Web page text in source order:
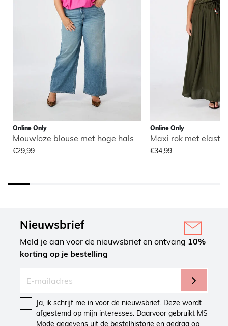
Online Only
Mouwloze blouse met hoge hals
€29,99
Online Only
Maxi rok met
€34,99
Nieuwsbrief
Meld je aan voor de nieuwsbrief en ontvang 10%
korting op je bestelling
Ja, ik schrijf me in voor de nieuwsbrief. Deze wordt
afgestemd op mijn interesses. Daarvoor gebruikt MS
Mode gegevens uit de bestelhistorie en gedrag op